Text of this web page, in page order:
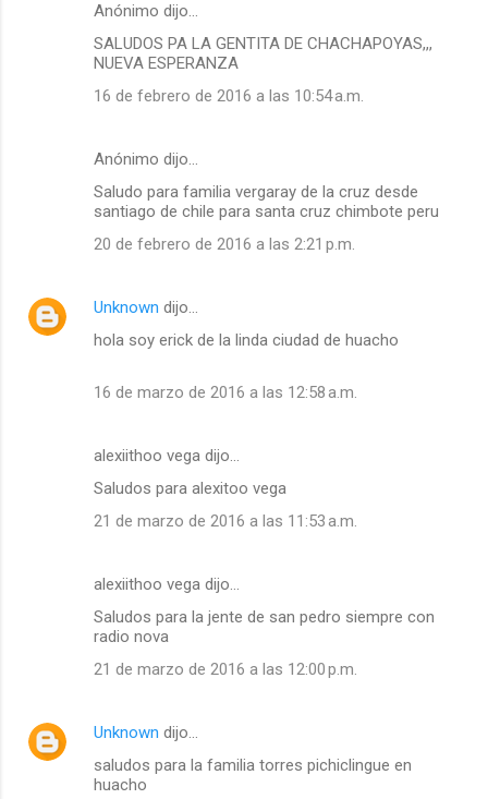
Anónimo dijo…
SALUDOS PA LA GENTITA DE CHACHAPOYAS,,,
NUEVA ESPERANZA
16 de febrero de 2016 a las 10:54 a.m.
Anónimo dijo…
Saludo para familia vergaray de la cruz desde
santiago de chile para santa cruz chimbote peru
20 de febrero de 2016 a las 2:21 p.m.
Unknown dijo…
hola soy erick de la linda ciudad de huacho
16 de marzo de 2016 a las 12:58 a.m.
alexiithoo vega dijo…
Saludos para alexitoo vega
21 de marzo de 2016 a las 11:53 a.m.
alexiithoo vega dijo…
Saludos para la jente de san pedro siempre con
radio nova
21 de marzo de 2016 a las 12:00 p.m.
Unknown dijo…
saludos para la familia torres pichiclingue en
huacho